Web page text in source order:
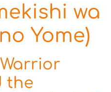
wa
Yome)
Warrior
the